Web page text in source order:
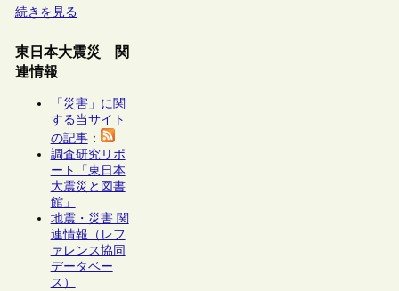
続きを見る
東日本大震災 関
連情報
「災害」に関
する当サイト
の記事：
調査研究リポ
ート「東日本
大震災と図書
館」
地震・災害 関
連情報（レフ
ァレンス協同
データベー
ス）